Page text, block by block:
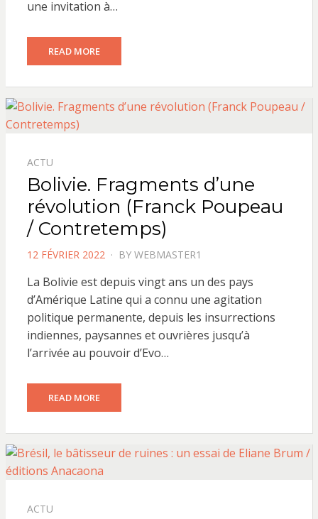
une invitation à…
READ MORE
ACTU
Bolivie. Fragments d’une
révolution (Franck Poupeau
/ Contretemps)
POSTED
12 FÉVRIER 2022 BY WEBMASTER1
La Bolivie est depuis vingt ans un des pays
d’Amérique Latine qui a connu une agitation
politique permanente, depuis les insurrections
indiennes, paysannes et ouvrières jusqu’à
l’arrivée au pouvoir d’Evo…
READ MORE
ACTU